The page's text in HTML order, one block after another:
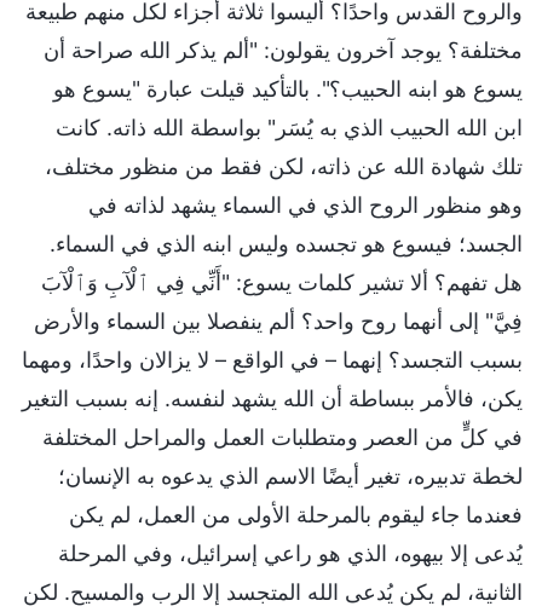
والروح القدس واحدًا؟ أليسوا ثلاثة أجزاء لكل منهم طبيعة
مختلفة؟ يوجد آخرون يقولون: "ألم يذكر الله صراحة أن
يسوع هو ابنه الحبيب؟". بالتأكيد قيلت عبارة "يسوع هو
ابن الله الحبيب الذي به يُسَر" بواسطة الله ذاته. كانت
تلك شهادة الله عن ذاته، لكن فقط من منظور مختلف،
وهو منظور الروح الذي في السماء يشهد لذاته في
الجسد؛ فيسوع هو تجسده وليس ابنه الذي في السماء.
هل تفهم؟ ألا تشير كلمات يسوع: "أَنِّي فِي ٱلْآبِ وَٱلْآبَ
فِيَّ" إلى أنهما روح واحد؟ ألم ينفصلا بين السماء والأرض
بسبب التجسد؟ إنهما – في الواقع – لا يزالان واحدًا، ومهما
يكن، فالأمر ببساطة أن الله يشهد لنفسه. إنه بسبب التغير
في كلٍّ من العصر ومتطلبات العمل والمراحل المختلفة
لخطة تدبيره، تغير أيضًا الاسم الذي يدعوه به الإنسان؛
فعندما جاء ليقوم بالمرحلة الأولى من العمل، لم يكن
يُدعى إلا بيهوه، الذي هو راعي إسرائيل، وفي المرحلة
الثانية، لم يكن يُدعى الله المتجسد إلا الرب والمسيح. لكن